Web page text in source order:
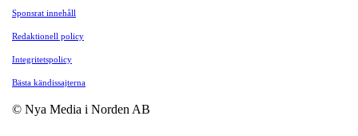
Sponsrat innehåll
Redaktionell policy
Integritetspolicy
Bästa kändissajterna
© Nya Media i Norden AB